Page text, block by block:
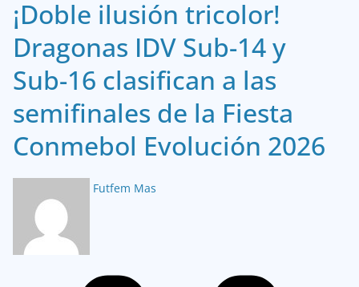
¡Doble ilusión tricolor!
Dragonas IDV Sub-14 y
Sub-16 clasifican a las
semifinales de la Fiesta
Conmebol Evolución 2026
Futfem Mas